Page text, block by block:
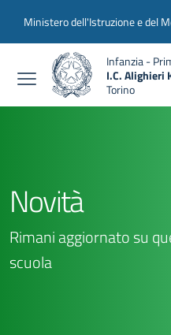
Slim top
Ministero dell'Istruzione e del
Infanzia -
I.C. Alighieri
Torino
Novità
Rimani aggiornato su
scuola